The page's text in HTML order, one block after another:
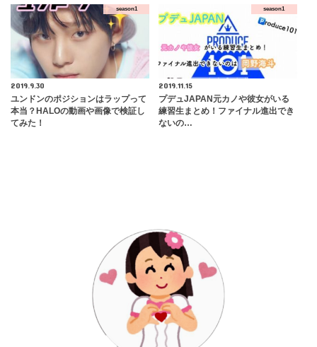
season1
2019.9.30
ユンドンのポジションはラップって
本当？HALOの動画や画像で検証し
てみた！
season1
2019.11.15
プデュJAPAN元カノや彼女がいる
練習生まとめ！ファイナル進出でき
ないの…